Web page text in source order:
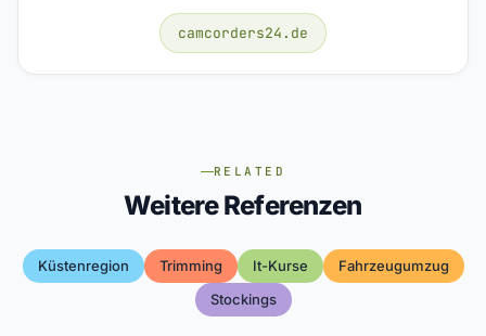
camcorders24.de
RELATED
Weitere Referenzen
Küstenregion Trimming It-Kurse
Fahrzeugumzug
Stockings